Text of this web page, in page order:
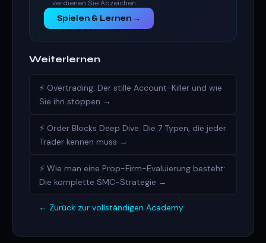
verdienen Sie Abzeichen.
Spielen & Lernen →
Weiterlernen
⚡ Overtrading: Der stille Account-Killer und wie
Sie ihn stoppen →
⚡ Order Blocks Deep Dive: Die 7 Typen, die jeder
Trader kennen muss →
⚡ Wie man eine Prop-Firm-Evaluierung besteht:
Die komplette SMC-Strategie →
← Zurück zur vollständigen Academy